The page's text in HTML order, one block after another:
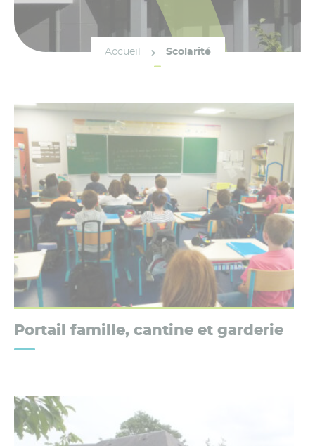
Accueil Scolarité
Portail famille, cantine et garderie